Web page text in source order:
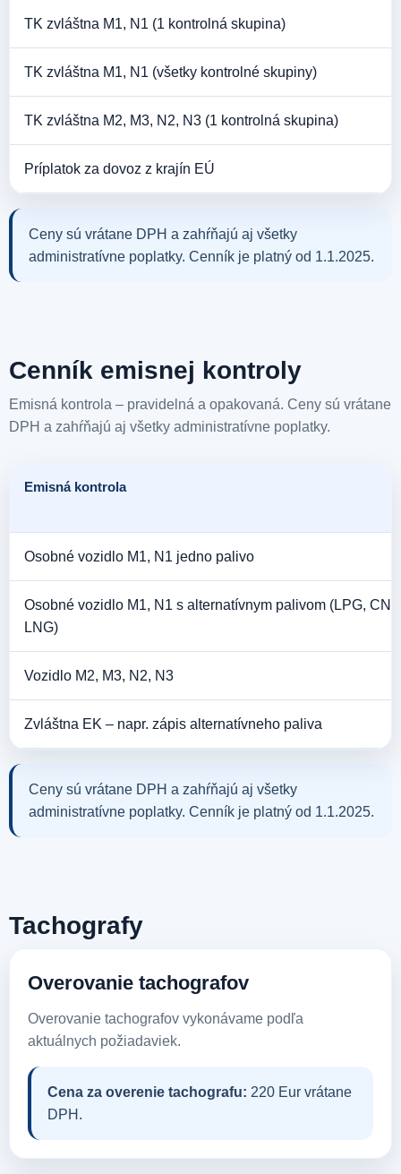
TK zvláštna M1, N1 (1 kontrolná skupina)
TK zvláštna M1, N1 (všetky kontrolné skupiny)
TK zvláštna M2, M3, N2, N3 (1 kontrolná skupina)
Príplatok za dovoz z krajín EÚ
Ceny sú vrátane DPH a zahŕňajú aj všetky
administratívne poplatky. Cenník je platný od 1.1.2025.
Cenník emisnej kontroly
Emisná kontrola – pravidelná a opakovaná. Ceny sú vrátane
DPH a zahŕňajú aj všetky administratívne poplatky.
Emisná kontrola
Osobné vozidlo M1, N1 jedno palivo
Osobné vozidlo M1, N1 s alternatívnym palivom (LPG,
LNG)
Vozidlo M2, M3, N2, N3
Zvláštna EK – napr. zápis alternatívneho paliva
Ceny sú vrátane DPH a zahŕňajú aj všetky
administratívne poplatky. Cenník je platný od 1.1.2025.
Tachografy
Overovanie tachografov
Overovanie tachografov vykonávame podľa
aktuálnych požiadaviek.
Cena za overenie tachografu: 220 Eur vrátane
DPH.